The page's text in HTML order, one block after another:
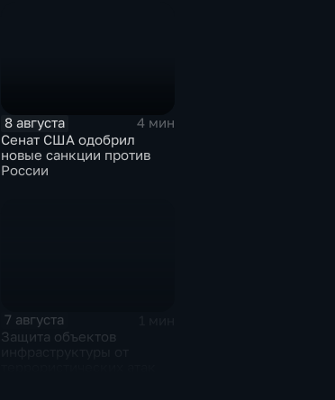
8 августа
4 мин
Сенат США одобрил
новые санкции против
России
7 августа
Защита объектов